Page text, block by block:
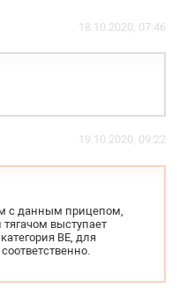
18.10.2020, 07:46
19.10.2020, 09:22
с данным прицепом,
выступает
ВЕ, для